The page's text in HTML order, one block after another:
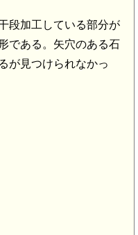
段加工している部分が
である。矢穴のある石
が見つけられなかっ